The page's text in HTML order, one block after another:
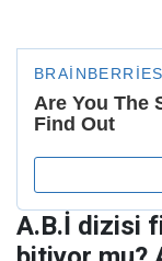
A.B.İ dizisi